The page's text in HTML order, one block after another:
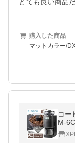
購入した商品
マットカラー/
コー
M-
レス
ー